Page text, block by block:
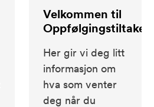
Velkommen til
Oppfølgingstiltaket
Her gir vi deg litt
informasjon om
hva som venter
deg når du